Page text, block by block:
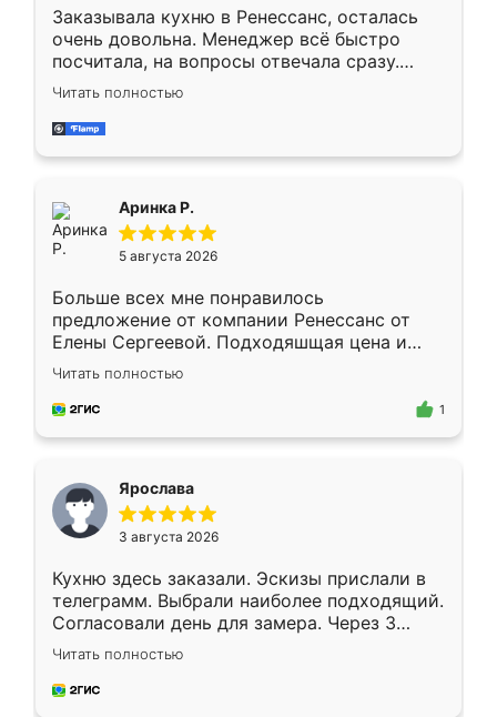
Заказывала кухню в Ренессанс, осталась
очень довольна. Менеджер всё быстро
посчитала, на вопросы отвечала сразу.
Замерщик приехал в субботу, подошёл к
делу со всей ответственностью. Собрали
за день, ребята работали аккуратно, даже
Читать полностью
Аринка Р.
5 августа 2026
Больше всех мне понравилось
предложение от компании Ренессанс от
Елены Сергеевой. Подходяшщая цена и
короткие сроки изготовления. Приехавший
для замера сотрудник Владислав
предложил по моему эскизу самый
Читать полностью
1
Ярослава
3 августа 2026
Кухню здесь заказали. Эскизы прислали в
телеграмм. Выбрали наиболее подходящий.
Согласовали день для замера. Через 3
недели кухня была уже готова. Остались
довольны работой. Спасибо Ренессанс
мебель за качественную работу!
Читать полностью